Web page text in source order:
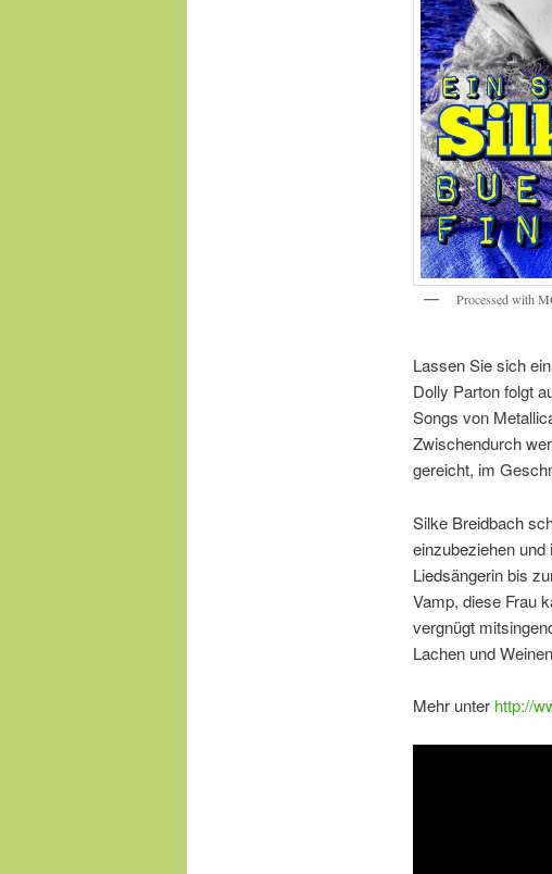
Processed with
Lassen Sie sich
Dolly Parton folgt
Songs von
Zwischendurch
gereicht, im
Silke Breidbach
einzubeziehen
Liedsängerin bis
Vamp, diese Frau
vergnügt
Lachen und
Mehr unter http://